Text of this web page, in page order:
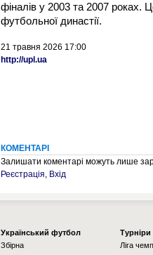
фіналів у 2003 та 2007 роках.
футбольної династії.
21 травня 2026 17:00
http://upl.ua
КОМЕНТАРІ
Залишати коментарі можуть лише
Реєстрація, Вхід
Українcький футбол
Збірна
Турніри
Ліга